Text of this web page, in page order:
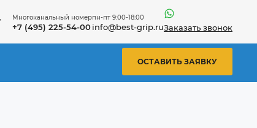
Многоканальный номер
+7 (495) 225-54-00
пн-пт 9:00-18:00
info@best-grip.ruЗаказать звонок
ОСТАВИТЬ ЗАЯВКУ